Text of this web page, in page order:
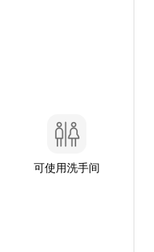
可使用洗手间